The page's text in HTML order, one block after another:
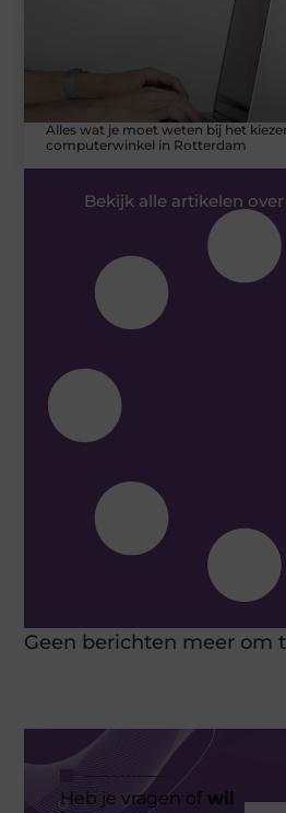
Alles wat je moet weten bij het
computerwinkel in Rotterdam
Bekijk alle artikelen
Geen berichten meer om
Heb je vragen ofwil